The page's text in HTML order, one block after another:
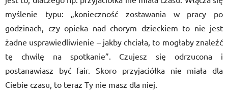
myślenie typu: „konieczność zostawania w pracy po
godzinach, czy opieka nad chorym dzieckiem to nie jest
żadne usprawiedliwienie – jakby chciała, to mogłaby znaleźć
tę chwilę na spotkanie”. Czujesz się odrzucona i
postanawiasz być fair. Skoro przyjaciółka nie miała dla
Ciebie czasu, to teraz Ty nie masz dla niej.